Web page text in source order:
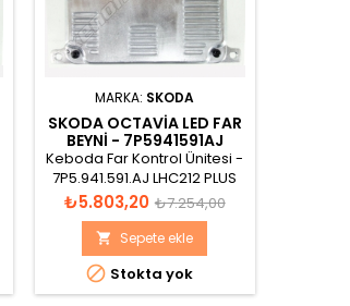
MARKA: SKODA
SKODA OCTAVIA LED FAR
BEYNI - 7P5941591AJ
Keboda Far Kontrol Ünitesi -
7P5.941.591.AJ LHC212 PLUS
0011 H07
Fiyat
₺5.803,20 Normal
fiyat
₺7.254,00
 Sepete ekle
 Stokta yok